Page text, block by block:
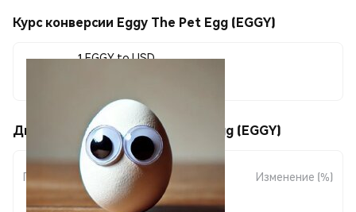
Курс конверсии Eggy The Pet Egg (EGGY)
1 EGGY to USD
Движения цены Eggy The Pet Egg (EGGY)
Период
Изменение
суммы
Изменение (%)